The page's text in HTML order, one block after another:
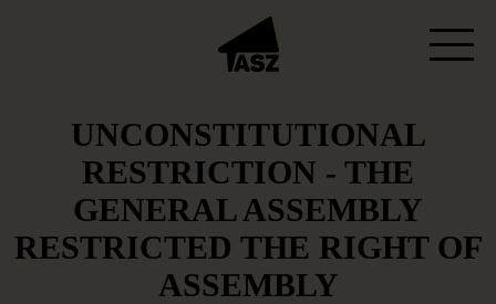
UNCONSTITUTIONAL
RESTRICTION - THE
GENERAL ASSEMBLY
RESTRICTED THE RIGHT OF
ASSEMBLY